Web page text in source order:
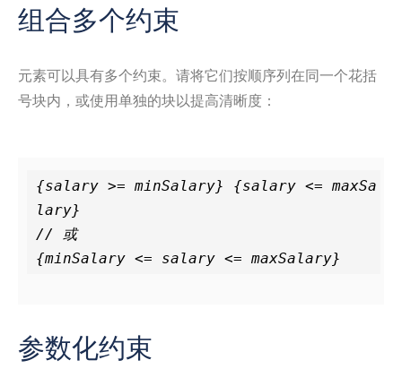
组合多个约束
元素可以具有多个约束。请将它们按顺序列在同一个花括
号块内，或使用单独的块以提高清晰度：
{salary >= minSalary} {salary <= maxSa
lary}
// 或
参数化约束